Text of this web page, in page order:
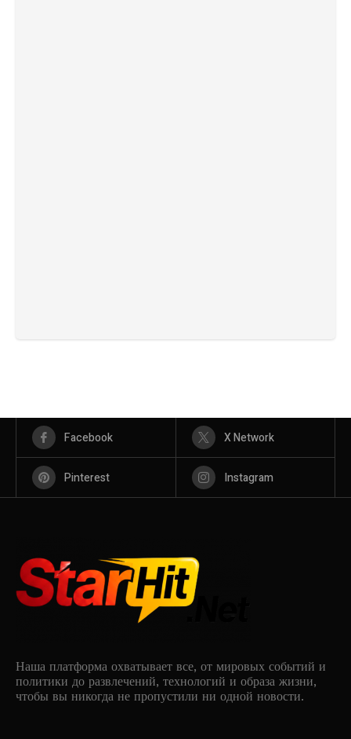
Facebook X Network
Pinterest Instagram
Наша платформа охватывает все, от мировых событий и
политики до развлечений, технологий и образа жизни,
чтобы вы никогда не пропустили ни одной новости.